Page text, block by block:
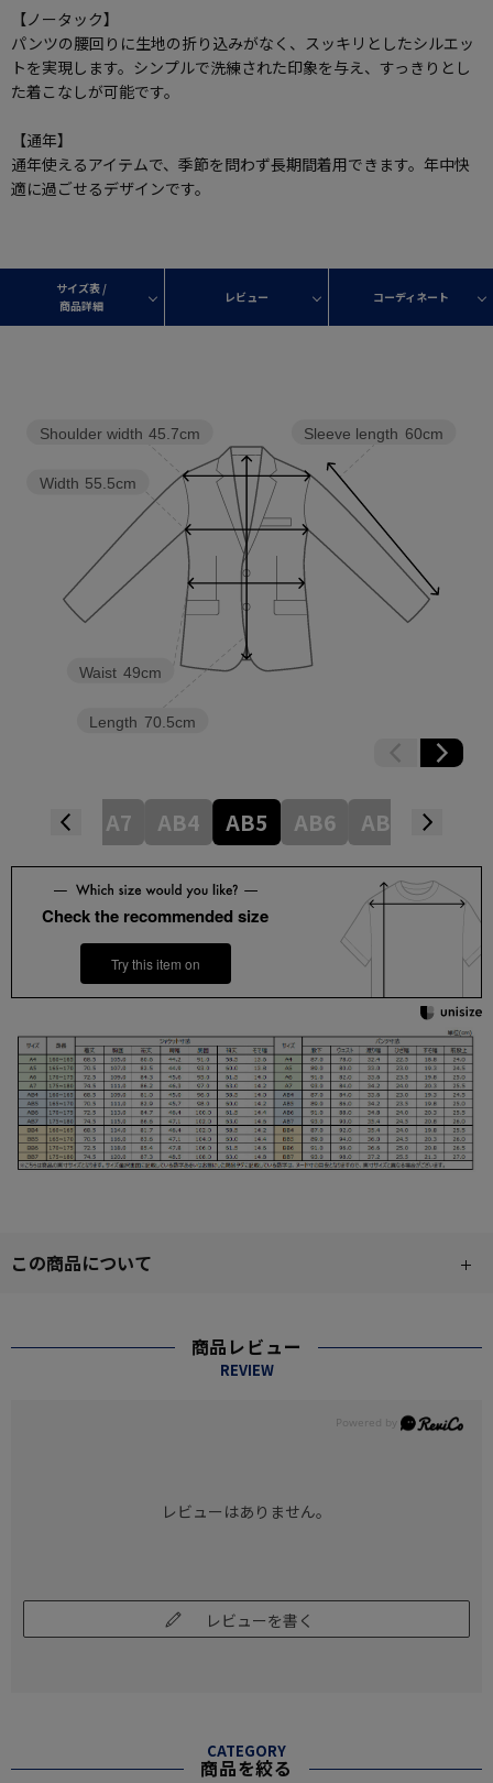
【ノータック】
パンツの腰回りに生地の折り込みがなく、スッキリとしたシルエッ
トを実現します。シンプルで洗練された印象を与え、すっきりとし
た着こなしが可能です。
【通年】
通年使えるアイテムで、季節を問わず長期間着用できます。年中快
適に過ごせるデザインです。
サイズ表 /
商品詳細
レビュー コーディネート
Sleeve length 60cm
Length 70.5cm
Waist 49cm
Width 55.5cm
Shoulder width 45.7cm
A6 A7 AB4 AB5 AB6 AB7 BB4
Check the recommended size
Try this item on
この商品について
商品レビュー
REVIEW
レビューはありません。
レビューを書く
CATEGORY
商品を絞る